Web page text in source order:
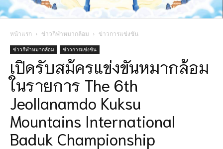
หน้าแรก ข่าวกีฬาหมากล้อม ข่าวการแข่งขัน
ข่าวกีฬาหมากล้อม ข่าวการแข่งขัน
เปิดรับสม้ครแข่งขันหมากล้อม
ในรายการ The 6th
Jeollanamdo Kuksu
Mountains International
Baduk Championship